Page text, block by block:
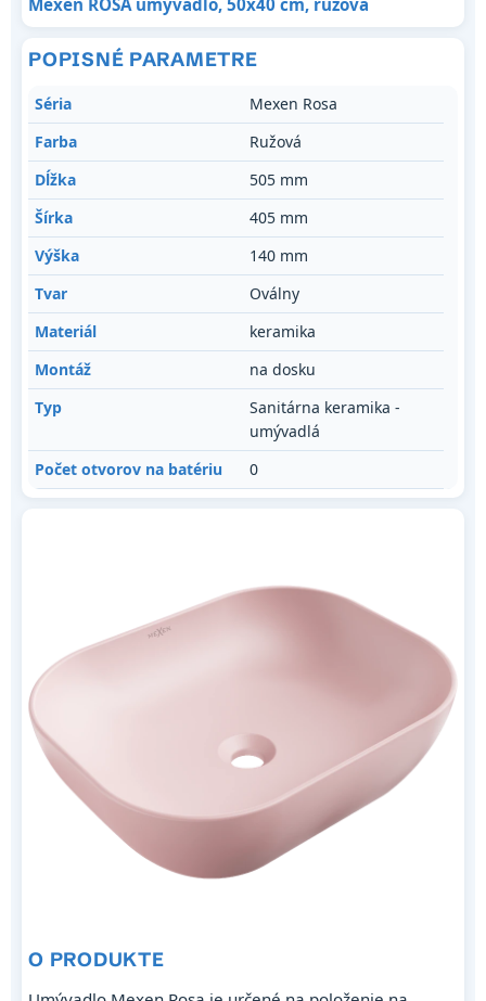
Mexen ROSA umývadlo, 50x40 cm, ružová
POPISNÉ PARAMETRE
Séria
Mexen Rosa
Farba
Ružová
Dĺžka
505 mm
Šírka
405 mm
Výška
140 mm
Tvar
Oválny
Materiál
keramika
Montáž
na dosku
Typ
Sanitárna keramika -
umývadlá
Počet otvorov na batériu
0
O PRODUKTE